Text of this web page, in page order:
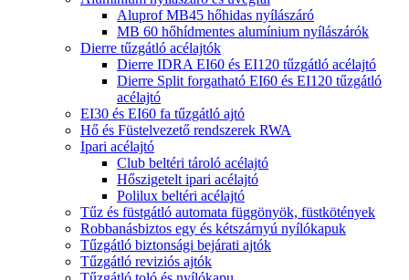
Aluprof MB45 hőhidas nyílászáró
MB 60 hőhídmentes alumínium nyílászárók
Dierre tűzgátló acélajtók
Dierre IDRA EI60 és EI120 tűzgátló acélajtó
Dierre Split forgatható EI60 és EI120 tűzgátló
acélajtó
EI30 és EI60 fa tűzgátló ajtó
Hő és Füstelvezető rendszerek RWA
Ipari acélajtó
Club beltéri tároló acélajtó
Hőszigetelt ipari acélajtó
Polilux beltéri acélajtó
Tűz és füstgátló automata függönyök, füstkötények
Robbanásbiztos egy és kétszárnyú nyílókapuk
Tűzgátló biztonsági bejárati ajtók
Tűzgátló reviziós ajtók